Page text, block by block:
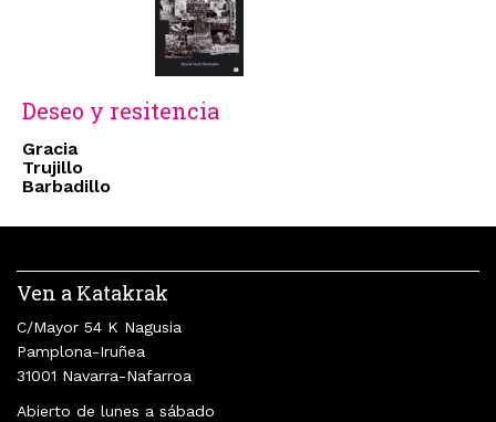
Deseo y resitencia
Gracia
Trujillo
Barbadillo
Ven a Katakrak
C/Mayor 54 K Nagusia
Pamplona-Iruñea
31001 Navarra-Nafarroa
Abierto de lunes a sábado